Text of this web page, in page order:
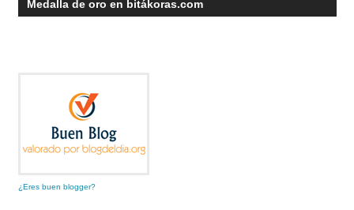
Medalla de oro en bitákoras.com
¿Eres buen blogger?